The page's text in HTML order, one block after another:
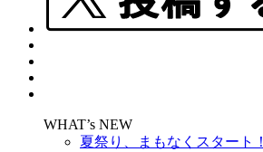
WHAT’s NEW
夏祭り、まもなくスタート！